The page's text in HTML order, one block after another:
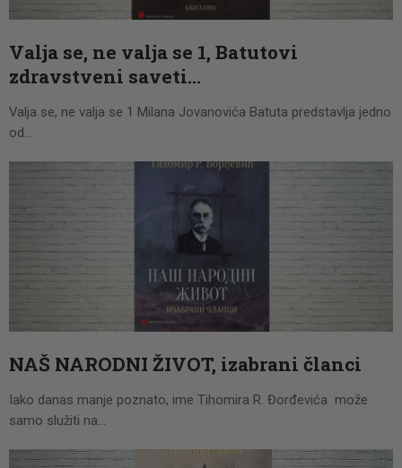
PISMO
Valja se, ne valja se 1, Batutovi
zdravstveni saveti…
Valja se, ne valja se 1 Milana Jovanovića Batuta predstavlja jedno
od…
NAŠ NARODNI ŽIVOT, izabrani članci
Iako danas manje poznato, ime Tihomira R. Đorđevića može
samo služiti na…